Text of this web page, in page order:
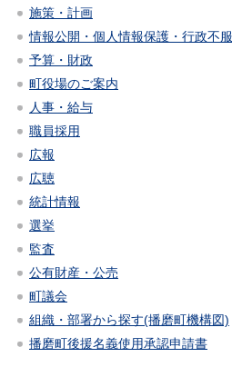
施策・計画
情報公開・個人情報保護・行政不
予算・財政
町役場のご案内
人事・給与
職員採用
広報
広聴
統計情報
選挙
監査
公有財産・公売
町議会
組織・部署から探す(播磨町機構図)
播磨町後援名義使用承認申請書